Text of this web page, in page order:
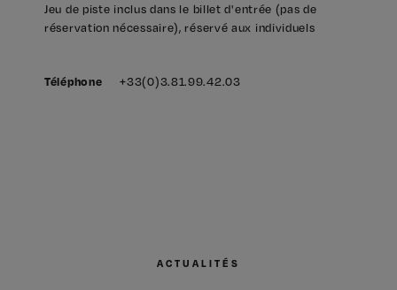
Jeu de piste inclus dans le billet d'entrée (pas de
réservation nécessaire), réservé aux individuels
Téléphone +33(0)3.81.99.42.03
ACTUALITÉS